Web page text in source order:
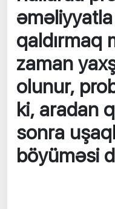
qaldırmaq
zaman
olunur,
ki, aradan
sonra
böyüməsi